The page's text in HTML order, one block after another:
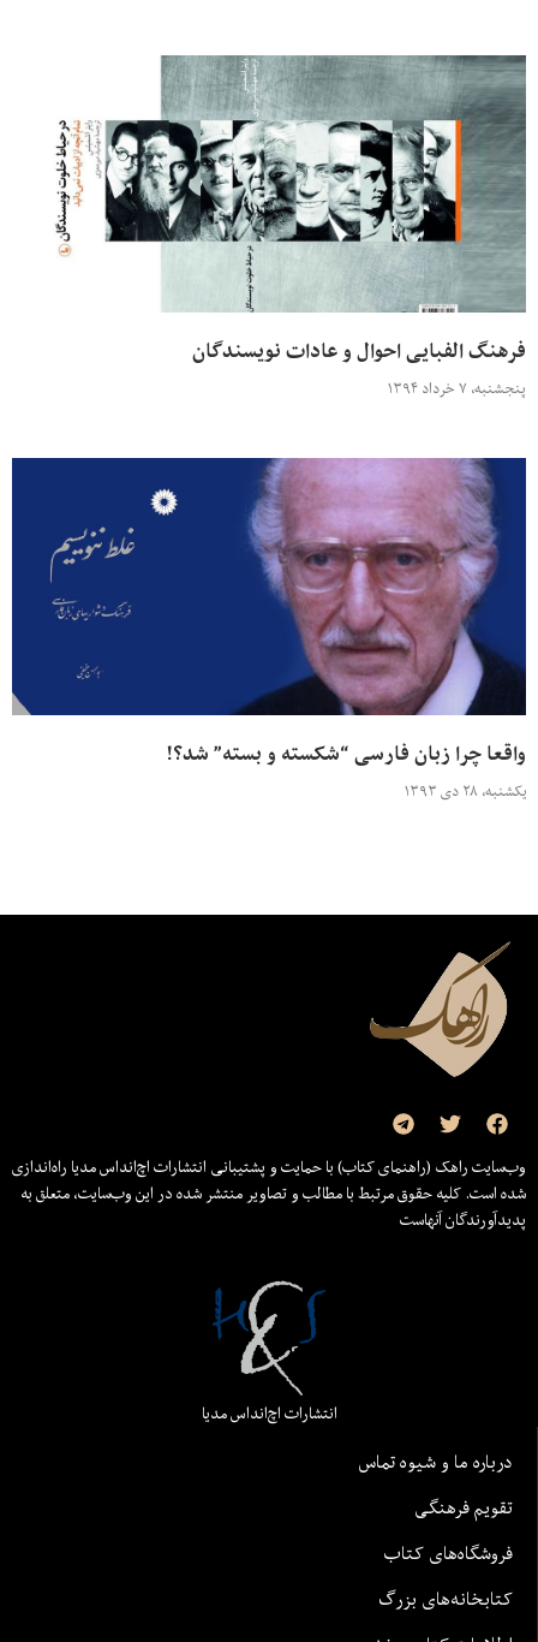
فرهنگ الفبایی احوال و عادات نویسندگان
پنجشنبه، ۷ خرداد ۱۳۹۴
واقعا چرا زبان فارسی “شکسته و بسته” شد؟!
یکشنبه، ۲۸ دی ۱۳۹۳
وب‌سایت راهک (راهنمای کتاب) با حمایت و پشتیبانی انتشارات اچ‌اند‌اس مدیا راه‌اندازی
شده است. کلیه حقوق مرتبط با مطالب و تصاویر منتشر شده در این وب‌سایت، متعلق به
پدیدآورندگان آنهاست
انتشارات اچ‌اند‌اس مدیا
درباره ما و شیوه تماس
تقویم فرهنگی
فروشگاه‌های کتاب
کتابخانه‌های بزرگ